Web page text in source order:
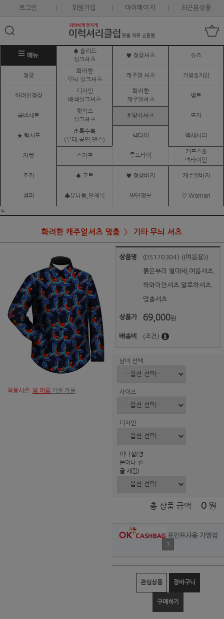
로그인 회원가입 마이페이지 최근본상품
메뉴
♠ 솔리드
실크셔츠
♥ 정장셔츠 슈즈
정장
화려한
무늬 실크셔츠
캐주얼 셔츠 가방&지갑
화려한정장
디자인
배색실크셔츠
화려한
캐주얼셔츠
벨트
콤비세트
핫픽스
실크셔츠
# 망사셔츠 모자
★ 턱시도
♬ 특수복
(무대.공연,댄스)
넥타이 액세서리
자켓 스카프 루프타이
커프스&
넥타이핀
조끼 ♠ 코트 ♥ 정장바지 캐주얼바지
점퍼 ♣유니폼,단체복 원단정보 ♡ Woman
ㅌ
화려한 캐주얼셔츠 맞춤 기타 무늬 셔츠
착용시즌: 봄 여름 가을 겨울
상품명 (DS170304) ((여름용))
붉은부리 열대새,여름셔츠,
하와이안셔츠,알로하셔츠,
맞춤셔츠
상품가 69,000원
배송비 (조건)
남녀 선택
사이즈
디자인
이니셜(영
문이나 한
글 새김)
총 상품 금액 0 원
포인트사용 가맹점
?
관심상품 장바구니
구매하기